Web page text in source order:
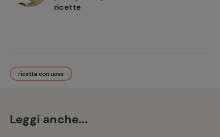
ricette
ricetta con uova
Leggi anche...